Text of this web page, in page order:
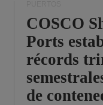
COSCO
Ports
récords
de